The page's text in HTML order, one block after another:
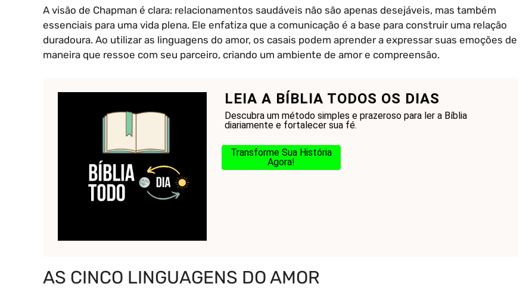
A visão de Chapman é clara: relacionamentos saudáveis não são apenas desejáveis, mas também
essenciais para uma vida plena. Ele enfatiza que a comunicação é a base para construir uma relação
duradoura. Ao utilizar as linguagens do amor, os casais podem aprender a expressar suas emoções de
maneira que ressoe com seu parceiro, criando um ambiente de amor e compreensão.
LEIA A BÍBLIA TODOS OS DIAS
Descubra um método simples e prazeroso para ler a Bíblia
diariamente e fortalecer sua fé.
Transforme Sua História
Agora!
AS CINCO LINGUAGENS DO AMOR